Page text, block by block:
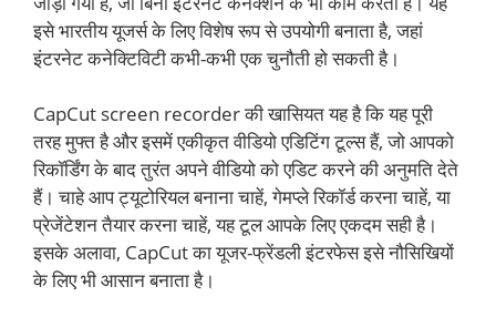
इसे भारतीय यूजर्स के लिए विशेष रूप से उपयोगी बनाता है, जहां
इंटरनेट कनेक्टिविटी कभी-कभी एक चुनौती हो सकती है।
CapCut screen recorder की खासियत यह है कि यह पूरी
तरह मुफ्त है और इसमें एकीकृत वीडियो एडिटिंग टूल्स हैं, जो आपको
रिकॉर्डिंग के बाद तुरंत अपने वीडियो को एडिट करने की अनुमति देते
हैं। चाहे आप ट्यूटोरियल बनाना चाहें, गेमप्ले रिकॉर्ड करना चाहें, या
प्रेजेंटेशन तैयार करना चाहें, यह टूल आपके लिए एकदम सही है।
इसके अलावा, CapCut का यूजर-फ्रेंडली इंटरफेस इसे नौसिखियों
के लिए भी आसान बनाता है।